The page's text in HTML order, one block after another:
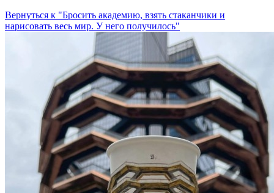
Вернуться к "Бросить академию, взять стаканчики и
нарисовать весь мир. У него получилось"